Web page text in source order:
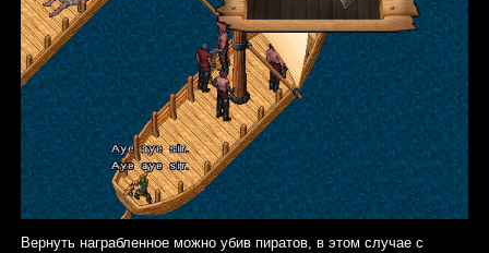
Вернуть награбленное можно убив пиратов, в этом случае с